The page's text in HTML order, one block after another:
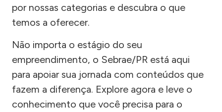
por nossas categorias e descubra o que
temos a oferecer.
Não importa o estágio do seu
empreendimento, o Sebrae/PR está aqui
para apoiar sua jornada com conteúdos que
fazem a diferença. Explore agora e leve o
conhecimento que você precisa para o